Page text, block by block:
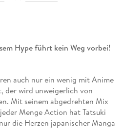
Hype führt kein Weg vorbei!
auch nur ein wenig mit Anime
der wird unweigerlich von
Mit seinem abgedrehten Mix
Menge Action hat Tatsuki
die Herzen japanischer Manga-